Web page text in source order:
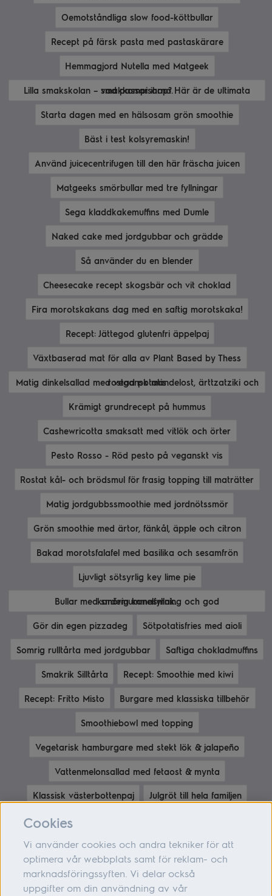
Oemotståndliga slow food-köttbullar
Recept på färsk pasta med pastaskärare
Hemmagjord Nutella med Matgeek
Lilla smakskolan – vad passar ihop? Här är de ultimata smakkompisarna.
Starta dagen med en hälsosam grön smoothie
Bäst i test kolsyremaskin!
Använd juicecentrifugen till den här fräscha juicen
Matgeeks smörbullar med tre fyllningar
Sega kladdkakemuffins med Dumle
Naked cake med jordgubbar och grädde
Så använder du en blender
Cheesecake recept skogsbär och vit choklad
Fira morotskakans dag med en saftig morotskaka!
Recept: Jättegod glutenfri äppelpaj
Växtbaserad mat för alla av Plant Based by Thess
Matig dinkelsallad med vegansk mandelost, ärttzatziki och rostad potatis
Krämigt grundrecept på hummus
Cashewricotta smaksatt med vitlök och örter
Pesto Rosso - Röd pesto på veganskt vis
Rostat kål- och brödsmul för frasig topping till maträtter
Matig jordgubbssmoothie med jordnötssmör
Grön smoothie med ärtor, fänkål, äpple och citron
Bakad morotsfalafel med basilika och sesamfrön
Ljuvligt sötsyrlig key lime pie
Bullar med smörig kanelfyllning och god kardemummasmak.
Gör din egen pizzadeg Sötpotatisfries med aioli
Somrig rulltårta med jordgubbar Saftiga chokladmuffins
Smakrik Silltårta Recept: Smoothie med kiwi
Recept: Fritto Misto Burgare med klassiska tillbehör
Smoothiebowl med topping
Vegetarisk hamburgare med stekt lök & jalapeño
Vattenmelonsallad med fetaost & mynta
Klassisk västerbottenpaj Julgröt till hela familjen
Om oss
Cookies
Vi använder cookies och andra tekniker för att
optimera vår webbplats samt för reklam- och
marknadsföringssyften. Vi delar också
uppgifter om din användning av vår